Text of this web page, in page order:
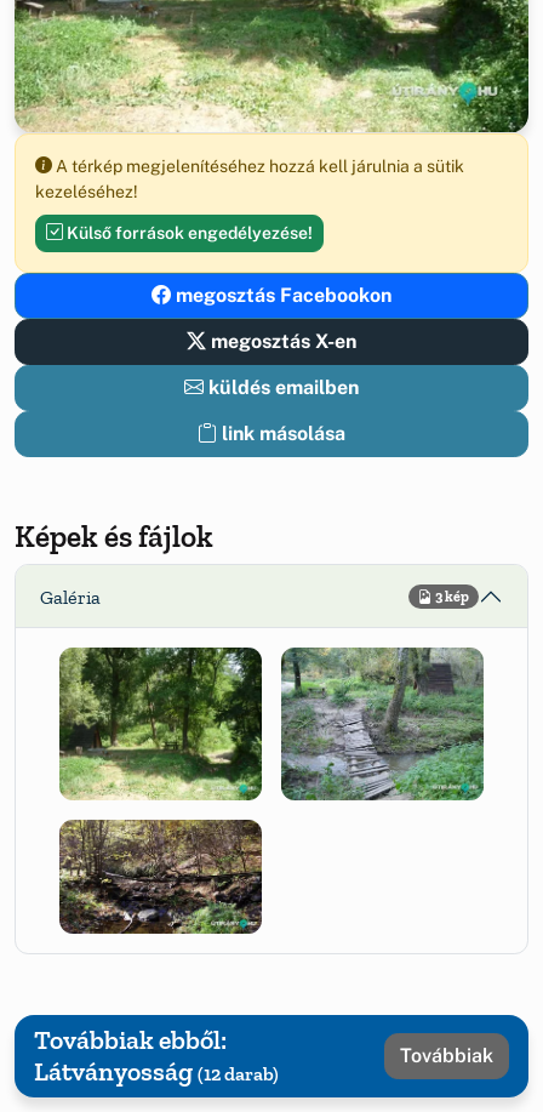
A térkép megjelenítéséhez hozzá kell járulnia a sütik
kezeléséhez!
Külső források engedélyezése!
megosztás Facebookon
megosztás X-en
küldés emailben
link másolása
Képek és fájlok
Galéria 3 kép
Továbbiak ebből:
Látványosság (12 darab)
Továbbiak